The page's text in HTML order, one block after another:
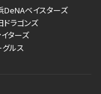
DeNAベイスターズ
ドラゴンズ
ターズ
ルス